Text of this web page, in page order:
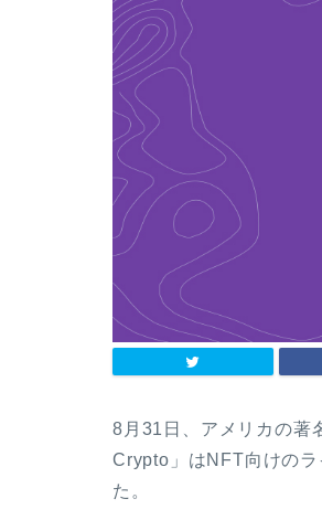
8月31日、アメリカの著
Crypto」はNFT向けの
た。